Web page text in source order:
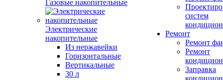
Газовые накопительные
Электрические
накопительные
Из нержавейки
Горизонтальные
Вертикальные
30 л
систем
Ремонт
Ремонт
Ремонт
Заправка